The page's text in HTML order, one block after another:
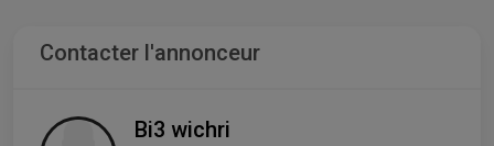
Contacter l'annonceur
Bi3 wichri